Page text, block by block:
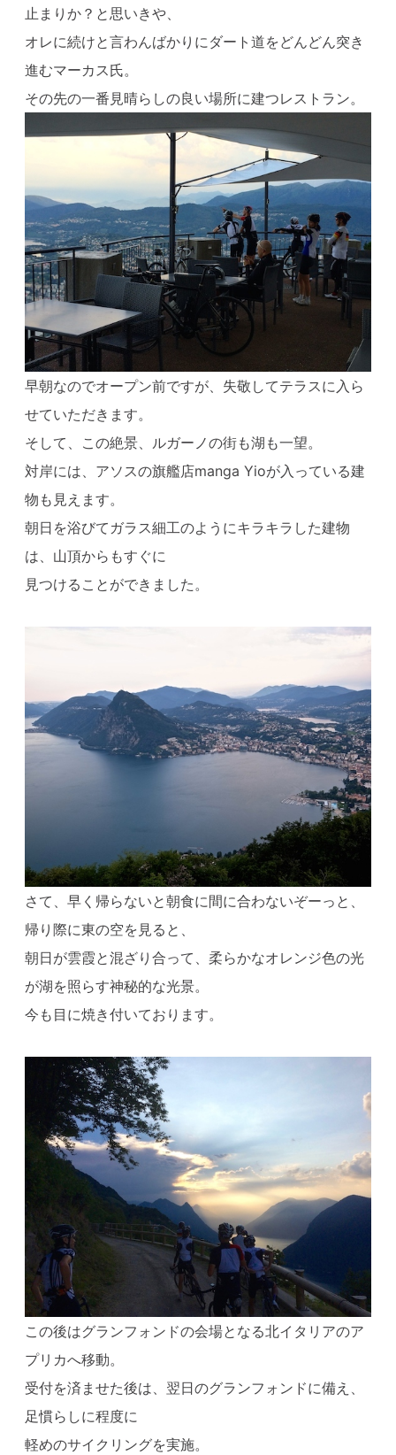
止まりか？と思いきや、
オレに続けと言わんばかりにダート道をどんどん突き
進むマーカス氏。
その先の一番見晴らしの良い場所に建つレストラン。
早朝なのでオープン前ですが、失敬してテラスに入ら
せていただきます。
そして、この絶景、ルガーノの街も湖も一望。
対岸には、アソスの旗艦店manga Yioが入っている建
物も見えます。
朝日を浴びてガラス細工のようにキラキラした建物
は、山頂からもすぐに
見つけることができました。
さて、早く帰らないと朝食に間に合わないぞーっと、
帰り際に東の空を見ると、
朝日が雲霞と混ざり合って、柔らかなオレンジ色の光
が湖を照らす神秘的な光景。
今も目に焼き付いております。
この後はグランフォンドの会場となる北イタリアのア
プリカへ移動。
受付を済ませた後は、翌日のグランフォンドに備え、
足慣らしに程度に
軽めのサイクリングを実施。